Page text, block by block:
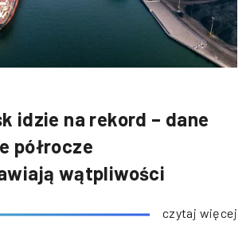
idzie na rekord – dane
półrocze
wątpliwości
czytaj więcej